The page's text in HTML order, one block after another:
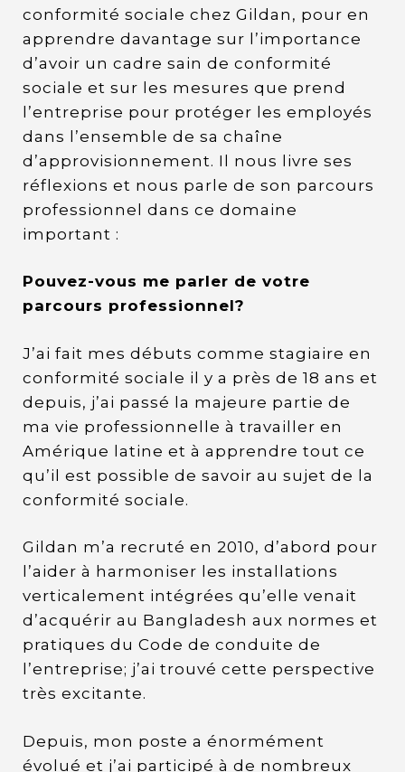
conformité sociale chez Gildan, pour en
apprendre davantage sur l’importance
d’avoir un cadre sain de conformité
sociale et sur les mesures que prend
l’entreprise pour protéger les employés
dans l’ensemble de sa chaîne
d’approvisionnement. Il nous livre ses
réflexions et nous parle de son parcours
professionnel dans ce domaine
important :
Pouvez-vous me parler de votre
parcours professionnel?
J’ai fait mes débuts comme stagiaire en
conformité sociale il y a près de 18 ans et
depuis, j’ai passé la majeure partie de
ma vie professionnelle à travailler en
Amérique latine et à apprendre tout ce
qu’il est possible de savoir au sujet de la
conformité sociale.
Gildan m’a recruté en 2010, d’abord pour
l’aider à harmoniser les installations
verticalement intégrées qu’elle venait
d’acquérir au Bangladesh aux normes et
pratiques du Code de conduite de
l’entreprise; j’ai trouvé cette perspective
très excitante.
Depuis, mon poste a énormément
évolué et j’ai participé à de nombreux